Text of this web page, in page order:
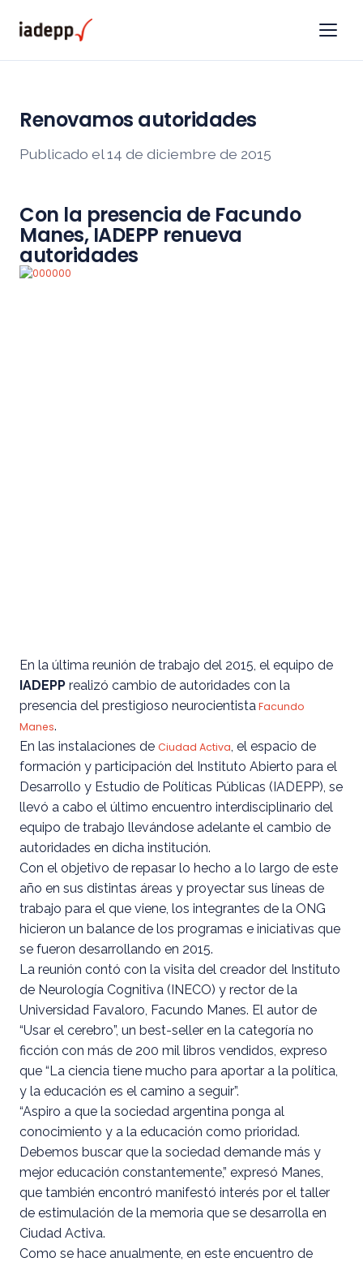
Renovamos autoridades
Publicado el 14 de diciembre de 2015
Con la presencia de Facundo
Manes, IADEPP renueva
autoridades
En la última reunión de trabajo del 2015, el equipo de
IADEPP realizó cambio de autoridades con la
presencia del prestigioso neurocientistaFacundo
Manes.
En las instalaciones de Ciudad Activa, el espacio de
formación y participación del Instituto Abierto para el
Desarrollo y Estudio de Políticas Públicas (IADEPP), se
llevó a cabo el último encuentro interdisciplinario del
equipo de trabajo llevándose adelante el cambio de
autoridades en dicha institución.
Con el objetivo de repasar lo hecho a lo largo de este
año en sus distintas áreas y proyectar sus líneas de
trabajo para el que viene, los integrantes de la ONG
hicieron un balance de los programas e iniciativas que
se fueron desarrollando en 2015.
La reunión contó con la visita del creador del Instituto
de Neurología Cognitiva (INECO) y rector de la
Universidad Favaloro, Facundo Manes. El autor de
“Usar el cerebro”, un best-seller en la categoría no
ficción con más de 200 mil libros vendidos, expreso
que “La ciencia tiene mucho para aportar a la política,
y la educación es el camino a seguir”.
“Aspiro a que la sociedad argentina ponga al
conocimiento y a la educación como prioridad.
Debemos buscar que la sociedad demande más y
mejor educación constantemente,” expresó Manes,
que también encontró manifestó interés por el taller
de estimulación de la memoria que se desarrolla en
Ciudad Activa.
Como se hace anualmente, en este encuentro de